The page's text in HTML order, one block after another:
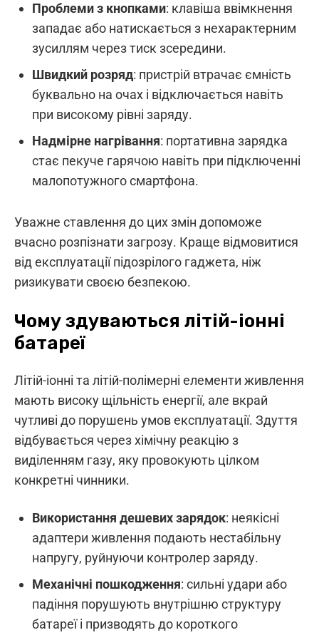
Проблеми з кнопками: клавіша ввімкнення
западає або натискається з нехарактерним
зусиллям через тиск зсередини.
Швидкий розряд: пристрій втрачає ємність
буквально на очах і відключається навіть
при високому рівні заряду.
Надмірне нагрівання: портативна зарядка
стає пекуче гарячою навіть при підключенні
малопотужного смартфона.
Уважне ставлення до цих змін допоможе
вчасно розпізнати загрозу. Краще відмовитися
від експлуатації підозрілого гаджета, ніж
ризикувати своєю безпекою.
Чому здуваються літій-іонні
батареї
Літій-іонні та літій-полімерні елементи живлення
мають високу щільність енергії, але вкрай
чутливі до порушень умов експлуатації. Здуття
відбувається через хімічну реакцію з
виділенням газу, яку провокують цілком
конкретні чинники.
Використання дешевих зарядок: неякісні
адаптери живлення подають нестабільну
напругу, руйнуючи контролер заряду.
Механічні пошкодження: сильні удари або
падіння порушують внутрішню структуру
батареї і призводять до короткого